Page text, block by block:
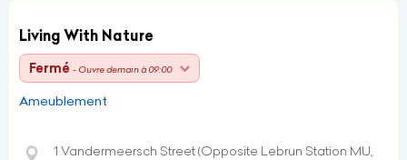
Living With Nature
Fermé - Ouvre demain à 09:00
Ameublement
1 Vandermeersch Street (Opposite Lebrun Station MU,